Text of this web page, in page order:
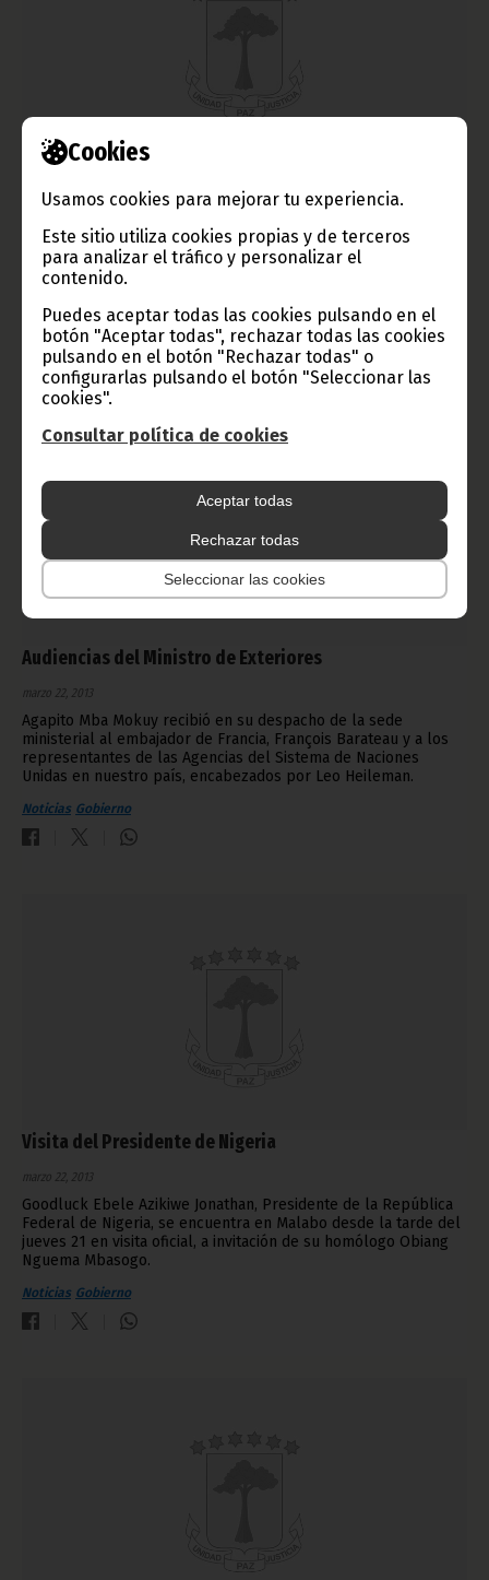
Cookies
Usamos cookies para mejorar tu experiencia.
Este sitio utiliza cookies propias y de terceros
para analizar el tráfico y personalizar el
contenido.
Puedes aceptar todas las cookies pulsando en el
botón "Aceptar todas", rechazar todas las cookies
pulsando en el botón "Rechazar todas" o
configurarlas pulsando el botón "Seleccionar las
cookies".
Consultar política de cookies
Aceptar todas
Rechazar todas
Seleccionar las cookies
Conferencia sobre Derechos Humanos
marzo 22, 2013
Carmelo Nvono Nca, embajador de Guinea Ecuatorial ante
Bélgica, Países Bajos, Turquía y la Unión Europea (UE), participó
en el evento organizado por la Liga Española Pro-Derechos
Noticias
Audiencias del Ministro de Exteriores
marzo 22, 2013
Agapito Mba Mokuy recibió en su despacho de la sede
ministerial al embajador de Francia, François Barateau y a los
representantes de las Agencias del Sistema de Naciones
Unidas en nuestro país, encabezados por Leo Heileman.
Noticias Gobierno
Visita del Presidente de Nigeria
marzo 22, 2013
Goodluck Ebele Azikiwe Jonathan, Presidente de la República
Federal de Nigeria, se encuentra en Malabo desde la tarde del
jueves 21 en visita oficial, a invitación de su homólogo Obiang
Nguema Mbasogo.
Noticias Gobierno